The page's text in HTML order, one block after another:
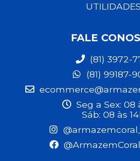
UTILIDADES
FALE
(81) 3972-
(81) 99187-
Seg a Sex: 08
Sáb: 08 às